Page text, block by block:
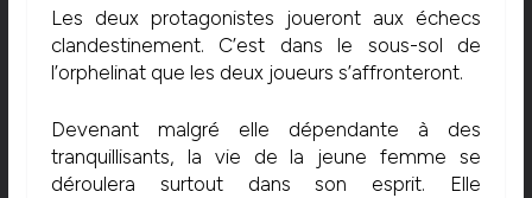
Les deux protagonistes joueront aux échecs
clandestinement. C’est dans le sous-sol de
l’orphelinat que les deux joueurs s’affronteront.
Devenant malgré elle dépendante à des
tranquillisants, la vie de la jeune femme se
déroulera surtout dans son esprit. Elle